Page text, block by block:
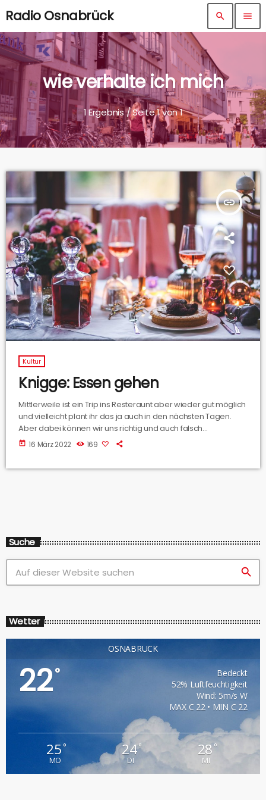
Radio Osnabrück search menu
wie verhalte ich mich
1 Ergebnis / Seite 1 von 1
insert_link
Kultur
Knigge: Essen gehen
Mittlerweile ist ein Trip ins Resteraunt aber wieder gut möglich
und vielleicht plant ihr das ja auch in den nächsten Tagen.
Aber dabei können wir uns richtig und auch falsch
benehmen. Susanne Beckmann, Knigge-Coach aus
today 16 März 2022 169
Suche
search
Wetter
OSNABRÜCK
22°
Bedeckt
52% Luftfeuchtigkeit
Wind: 5m/s W
MAX C 22 • MIN C 22
25°
MO
24°
DI
28°
MI